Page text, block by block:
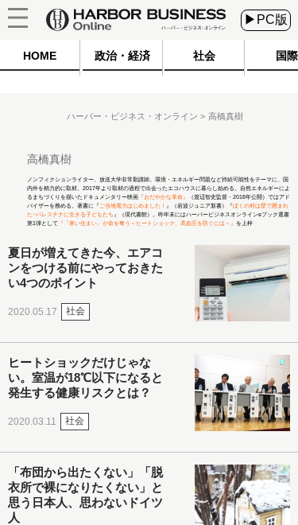
▶PC版
HOME 政治・経済 社会 国際
ハーバー・ビジネス・オンライン 高橋真樹
高橋真樹
ノンフィクションライター、放送大学非常勤講師。環境・エネルギー問題など持続可能性をテーマに、国
内外を精力的に取材。2017年より取材の過程で出会ったエコハウスに暮らし始める。自然エネルギーによ
るまちづくりを描いたドキュメンタリー映画 『おだやかな革命』
（渡辺智史監督・2018年公開）ではアド
バイザーを務める。著書に『ご当地電力はじめました！ 』（岩波ジュニア新書）『ぼくの村は壁で囲まれ
た−パレスチナに生きる子どもたち 』（現代書館）。昨年末にはハーバービジネスオンラインeブック選書
第1弾として
『「寒い住まい」が命を奪う～ヒートショック、高血圧を防ぐには～』 を上梓
夏日が増えてきた今、エアコ
ンをつける前にやっておきた
い4つのポイント
2020.05.17 社会
ヒートショックだけじゃな
い。室温が18℃以下になると
発生する健康リスクとは？
2020.03.11 社会
「布団から出たくない」「脱
衣所で裸になりたくない」と
思う日本人、思わないドイツ
人